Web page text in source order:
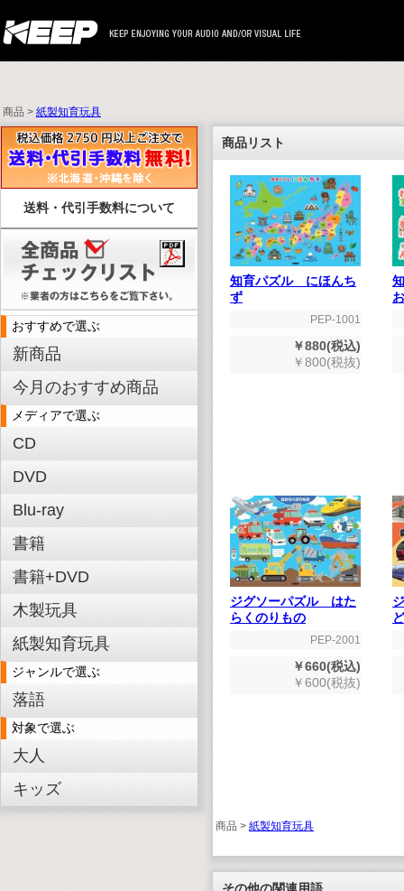
商品 >紙製知育玩具
送料・代引手数料について
おすすめで選ぶ
新商品
今月のおすすめ商品
メディアで選ぶ
CD
DVD
Blu-ray
書籍
書籍+DVD
木製玩具
紙製知育玩具
ジャンルで選ぶ
落語
対象で選ぶ
大人
キッズ
商品リスト
知育パズル にほんち
ず
PEP-1001
￥880(税込)
￥800(税抜)
お
ジグソーパズル はた
らくのりもの
PEP-2001
￥660(税込)
￥600(税抜)
商品 > 紙製知育玩具